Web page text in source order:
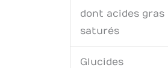
dont acides gras
saturés
Glucides